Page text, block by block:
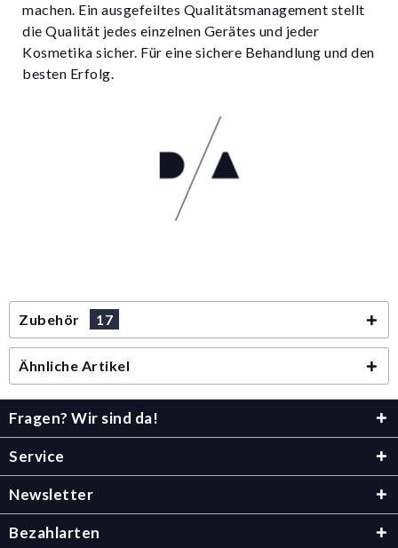
machen. Ein ausgefeiltes Qualitätsmanagement stellt
die Qualität jedes einzelnen Gerätes und jeder
Kosmetika sicher. Für eine sichere Behandlung und den
besten Erfolg.
Zubehör 17
Ähnliche Artikel
Fragen? Wir sind da!
Service
Newsletter
Bezahlarten